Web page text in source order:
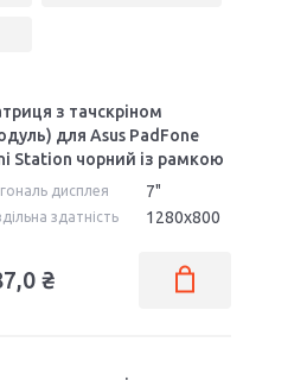
з тачскріном
для Asus PadFone
Station чорний із рамкою
дисплея 7"
здатність 1280x800
₴